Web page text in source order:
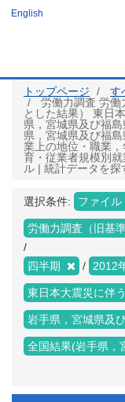
ツ
English
トップページ
す
労働力調査 労働
とした結果） 東日
県，宮城県及び福
県，宮城県及び福
業上の地位・職業
育・従業者規模別
ル | 統計データを探
選択条件: ファイル
労働力調査（旧基
四半期 2012
東日本大震災に伴
岩手県，宮城県及
全国結果(岩手県，